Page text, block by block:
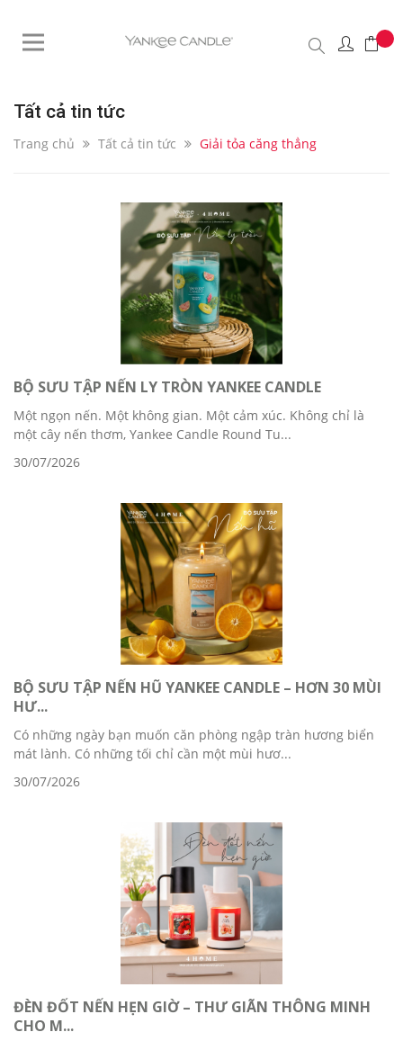
Tất cả tin tức
Trang chủ Tất cả tin tức Giải tỏa căng thẳng
BỘ SƯU TẬP NẾN LY TRÒN YANKEE CANDLE
Một ngọn nến. Một không gian. Một cảm xúc. Không chỉ là
một cây nến thơm, Yankee Candle Round Tu...
30/07/2026
BỘ SƯU TẬP NẾN HŨ YANKEE CANDLE – HƠN 30 MÙI
HƯ...
Có những ngày bạn muốn căn phòng ngập tràn hương biển
mát lành. Có những tối chỉ cần một mùi hươ...
30/07/2026
ĐÈN ĐỐT NẾN HẸN GIỜ – THƯ GIÃN THÔNG MINH
CHO M...